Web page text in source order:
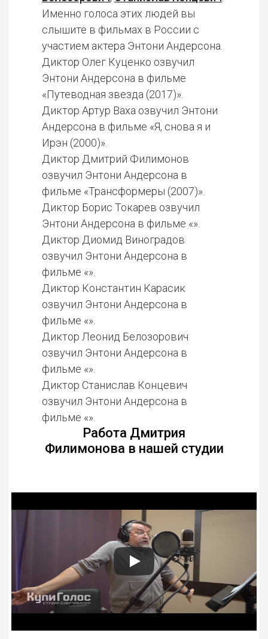
Именно голоса этих людей вы
слышите в фильмах в России с
участием актера Энтони Андерсона.
Диктор Олег Куценко озвучил
Энтони Андерсона в фильме
«Путеводная звезда (2017)».
Диктор Артур Ваха озвучил Энтони
Андерсона в фильме «Я, снова я и
Ирэн (2000)».
Диктор Дмитрий Филимонов
озвучил Энтони Андерсона в
фильме «Трансформеры (2007)».
Диктор Борис Токарев озвучил
Энтони Андерсона в фильме «».
Диктор Диомид Виноградов
озвучил Энтони Андерсона в
фильме «».
Диктор Константин Карасик
озвучил Энтони Андерсона в
фильме «».
Диктор Леонид Белозорович
озвучил Энтони Андерсона в
фильме «».
Диктор Станислав Концевич
озвучил Энтони Андерсона в
фильме «».
Работа Дмитрия
Филимонова в нашей студии